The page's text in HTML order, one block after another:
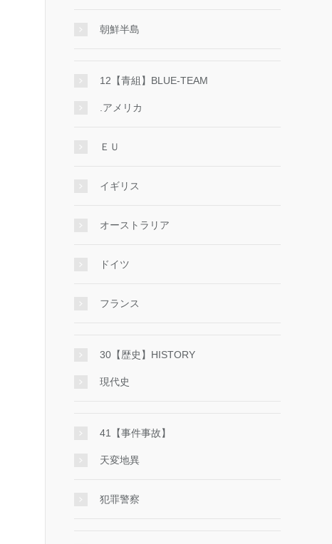
朝鮮半島
12【青組】BLUE-TEAM
.アメリカ
ＥＵ
イギリス
オーストラリア
ドイツ
フランス
30【歴史】HISTORY
現代史
41【事件事故】
天変地異
犯罪警察